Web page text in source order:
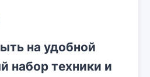
на удобной
набор техники и